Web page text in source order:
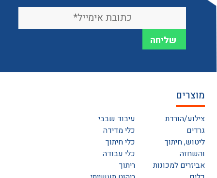
מוצרים
צילוע/הורדת
גרדים
ליטוש, חיתוך
והשחזה
אביזרים למכונות
עיבוד שבבי
כלי מדידה
כלי חיתוך
כלי עבודה
ריתוך